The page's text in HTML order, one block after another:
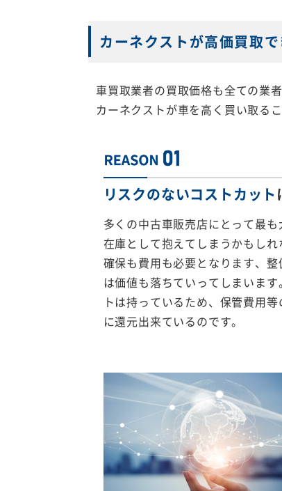
カーネクストが高価買取
車買取業者の買取価格も全ての業
カーネクストが車を高く買い取る
リスクのないコストカット
多くの中古車販売店にとって最
在庫として抱えてしまうかもし
確保も費用も必要となります、
は価値も落ちていってしまいま
トは持っているため、保管費用
に還元出来ているのです。